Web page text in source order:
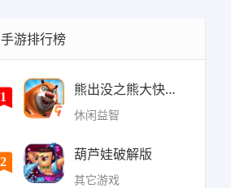
手游排行榜
1 熊出没之熊大快跑内购破
休闲益智
2 葫芦娃破解版
其它游戏